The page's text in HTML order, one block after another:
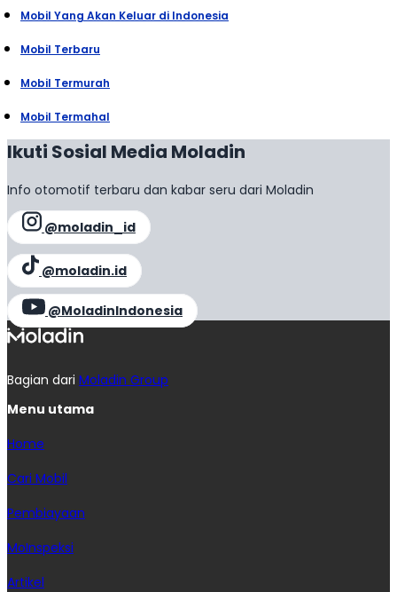
Mobil Yang Akan Keluar di Indonesia
Mobil Terbaru
Mobil Termurah
Mobil Termahal
Ikuti Sosial Media Moladin
Info otomotif terbaru dan kabar seru dari Moladin
@moladin_id
@moladin.id
@MoladinIndonesia
Bagian dari Moladin Group
Menu utama
Home
Cari Mobil
Pembiayaan
MoInspeksi
Artikel